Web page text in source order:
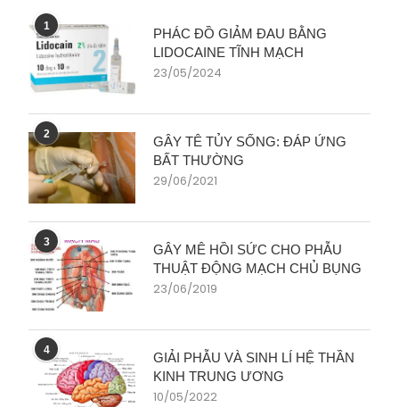
1
PHÁC ĐỒ GIẢM ĐAU BẰNG
LIDOCAINE TĨNH MẠCH
23/05/2024
2
GÂY TÊ TỦY SỐNG: ĐÁP ỨNG
BẤT THƯỜNG
29/06/2021
3
GÂY MÊ HỒI SỨC CHO PHẪU
THUẬT ĐỘNG MẠCH CHỦ BỤNG
23/06/2019
4
GIẢI PHẪU VÀ SINH LÍ HỆ THẦN
KINH TRUNG ƯƠNG
10/05/2022